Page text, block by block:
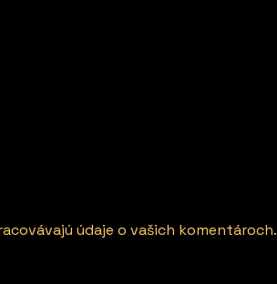
údaje o vašich komentároch.